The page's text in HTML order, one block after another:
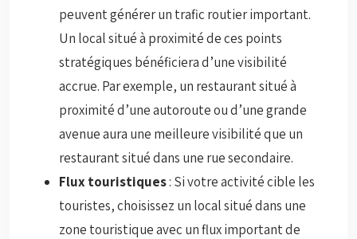
peuvent générer un trafic routier important.
Un local situé à proximité de ces points
stratégiques bénéficiera d’une visibilité
accrue. Par exemple, un restaurant situé à
proximité d’une autoroute ou d’une grande
avenue aura une meilleure visibilité que un
restaurant situé dans une rue secondaire.
Flux touristiques: Si votre activité cible les
touristes, choisissez un local situé dans une
zone touristique avec un flux important de